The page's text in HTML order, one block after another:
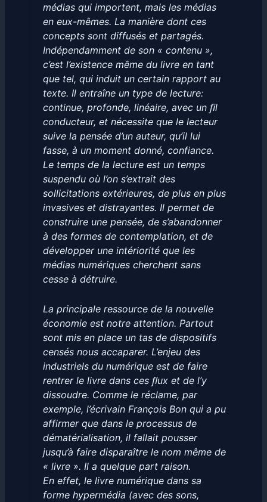
médias qui importent, mais les médias
en eux-mêmes. La manière dont ces
concepts sont diffusés et partagés.
Indépendamment de son « contenu »,
c’est l’existence même du livre en tant
que tel, qui induit un certain rapport au
texte. Il entraîne un type de lecture:
continue, profonde, linéaire, avec un ﬁl
conducteur, et nécessite que le lecteur
suive la pensée d’un auteur, qu’il lui
fasse, à un moment donné, confiance.
Le temps de la lecture est un temps
suspendu où l’on s’extrait des
sollicitations extérieures, de plus en plus
invasives et distrayantes. Il permet de
construire une pensée, de s’abandonner
à des formes de contemplation, et de
développer une intériorité que les
médias numériques cherchent sans
cesse à détruire.
La principale ressource de la nouvelle
économie est notre attention. Partout
sont mis en place un tas de dispositifs
censés nous accaparer. L’enjeu des
industriels du numérique est de faire
rentrer le livre dans ces ﬂux et de l’y
dissoudre. Comme le réclame, par
exemple, l’écrivain François Bon qui a pu
affirmer que dans le processus de
dématérialisation, il fallait pousser
jusqu’à faire disparaître le nom même de
« livre ». Il a quelque part raison.
En effet, le livre numérique dans sa
forme hypermédia (avec des sons,